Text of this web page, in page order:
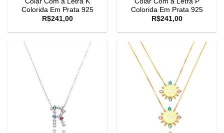
Colorida Em Prata 925
R$241,00
Colorida Em Prata 925
R$241,00